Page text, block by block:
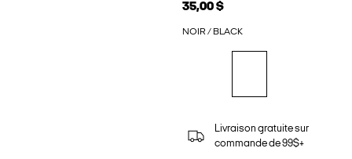
35,00 $
NOIR / BLACK
Livraison gratuite sur
commande de 99$+